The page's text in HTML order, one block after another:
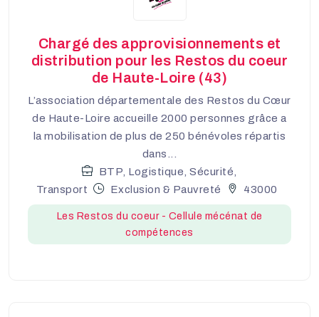
Chargé des approvisionnements et
distribution pour les Restos du coeur
de Haute-Loire (43)
L’association départementale des Restos du Cœur
de Haute-Loire accueille 2000 personnes grâce a
la mobilisation de plus de 250 bénévoles répartis
dans...
BTP, Logistique, Sécurité,
Transport
Exclusion & Pauvreté 43000
Les Restos du coeur - Cellule mécénat de
compétences